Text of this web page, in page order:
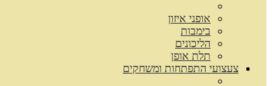
אופני איזון
בימבות
הליכונים
תלת אופן
צעצועי התפתחות ומשחקים